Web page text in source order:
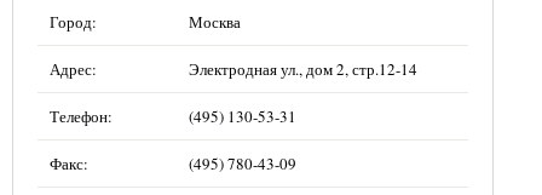
Город: Москва
Адрес: Электродная ул., дом 2, стр.12-14
Телефон: (495) 130-53-31
Факс: (495) 780-43-09